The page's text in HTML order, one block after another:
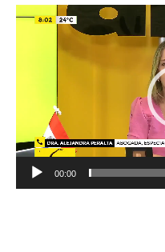
R
c
o
00:00